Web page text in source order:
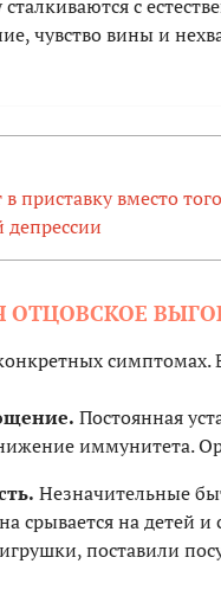
сталкиваются с
чувство вины и
приставку вместо
депрессии
ОТЦОВСКОЕ
симптомах.
Постоянная
иммунитета.
Незначительные
на детей и
поставили